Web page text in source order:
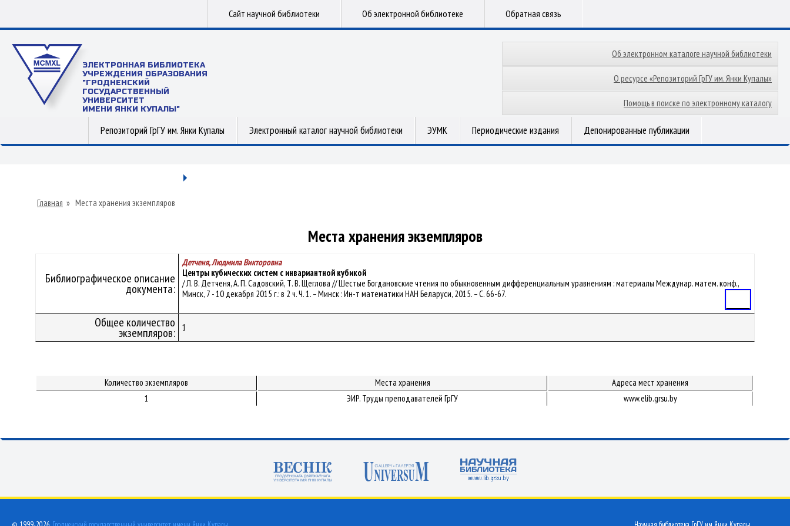
Сайт научной библиотеки Об электронной библиотеке Обратная связь
ЭЛЕКТРОННАЯ БИБЛИОТЕКА
УЧРЕЖДЕНИЯ ОБРАЗОВАНИЯ
"ГРОДНЕНСКИЙ
ГОСУДАРСТВЕННЫЙ
УНИВЕРСИТЕТ
ИМЕНИ ЯНКИ КУПАЛЫ"
Об электронном каталоге научной библиотеки
О ресурсе «Репозиторий ГрГУ им. Янки Купалы»
Помощь в поиске по электронному каталогу
Репозиторий ГрГУ им. Янки Купалы Электронный каталог научной библиотеки ЭУМК Периодические издания Депонированные публикации
Главная » Места хранения экземпляров
Места хранения экземпляров
Библиографическое описание
документа:
Детченя, Людмила Викторовна
Центры кубических систем с инвариантной кубикой
/ Л. В. Детченя, А. П. Садовский, Т. В. Щеглова // Шестые Богдановские чтения по обыкновенным дифференциальным уравнениям : материалы Междунар. матем. конф.,
Минск, 7 - 10 декабря 2015 г.: в 2 ч. Ч. 1. – Минск : Ин-т математики НАН Беларуси, 2015. – С. 66-67.
Общее количество
экземпляров: 1
Количество экземпляров Места хранения
Адреса мест хранения
1
ЭИР. Труды преподавателей ГрГУ www.elib.grsu.by